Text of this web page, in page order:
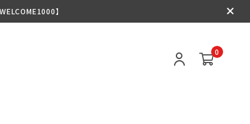
】
0